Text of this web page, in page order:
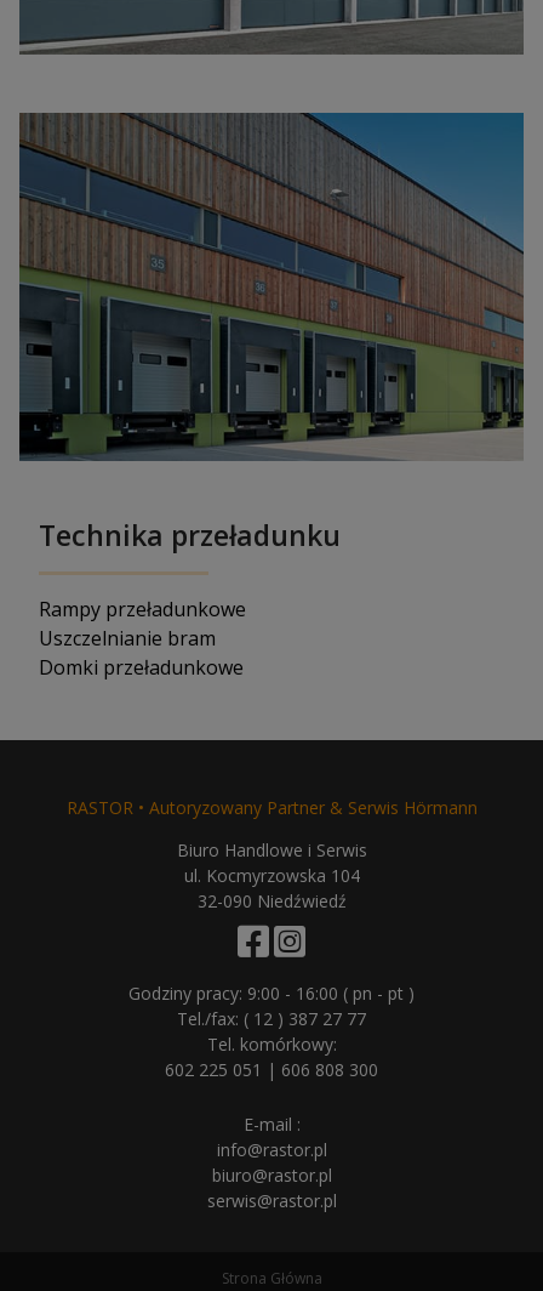
Technika przeładunku
Rampy przeładunkowe
Uszczelnianie bram
Domki przeładunkowe
RASTOR • Autoryzowany Partner & Serwis Hörmann
Biuro Handlowe i Serwis
ul. Kocmyrzowska 104
32-090 Niedźwiedź
Godziny pracy: 9:00 - 16:00 ( pn - pt )
Tel./fax: ( 12 ) 387 27 77
Tel. komórkowy:
602 225 051 | 606 808 300
E-mail :
info@rastor.pl
biuro@rastor.pl
serwis@rastor.pl
Strona Główna